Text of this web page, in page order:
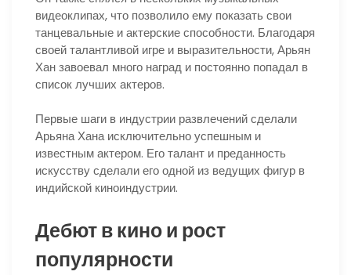
видеоклипах, что позволило ему показать свои
танцевальные и актерские способности. Благодаря
своей талантливой игре и выразительности, Арьян
Хан завоевал много наград и постоянно попадал в
список лучших актеров.
Первые шаги в индустрии развлечений сделали
Арьяна Хана исключительно успешным и
известным актером. Его талант и преданность
искусству сделали его одной из ведущих фигур в
индийской киноиндустрии.
Дебют в кино и рост
популярности